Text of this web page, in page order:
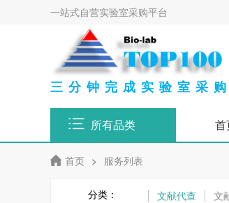
一站式自营实验室采购平台
三分钟完成实验室采购
所有品类 首
首页 > 服务列表
分类： 文献代查 文